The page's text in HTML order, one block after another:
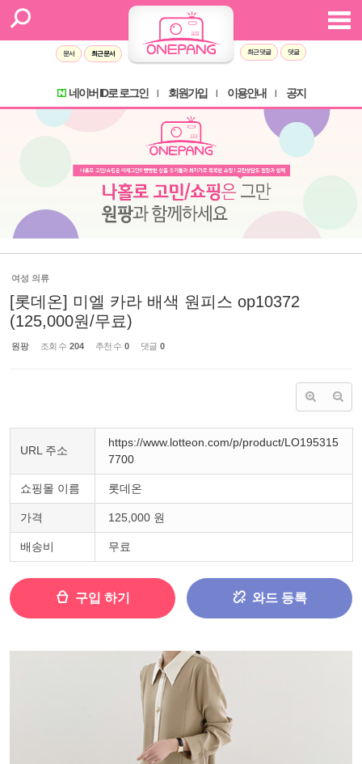
문서 최근 문서 최근 댓글 댓글
네이버 ID로 로그인 회원가입 이용안내 공지
여성 의류
[롯데온] 미엘 카라 배색 원피스 op10372
(125,000원/무료)
원팡 조회 수 204 추천 수 0 댓글 0
URL 주소
https://www.lotteon.com/p/product/LO195315
7700
쇼핑몰 이름 롯데온
가격 125,000 원
배송비 무료
구입 하기 와드 등록